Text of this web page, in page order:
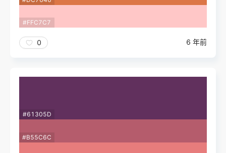
#FFC7C7
0 6 年前
#61305D
#B55C6C